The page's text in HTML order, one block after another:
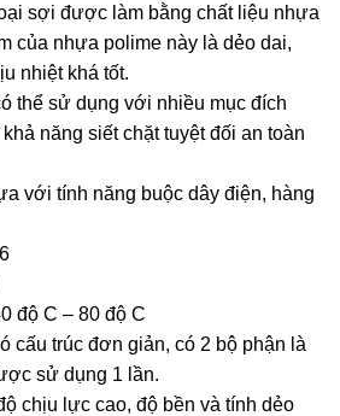
sợi được làm bằng chất liệu nhựa
của nhựa polime này là dẻo dai,
nhiệt khá tốt.
thể sử dụng với nhiều mục đích
năng siết chặt tuyệt đối an toàn
với tính năng buộc dây điện, hàng
độ C – 80 độ C
cấu trúc đơn giản, có 2 bộ phận là
sử dụng 1 lần.
chịu lực cao, độ bền và tính dẻo